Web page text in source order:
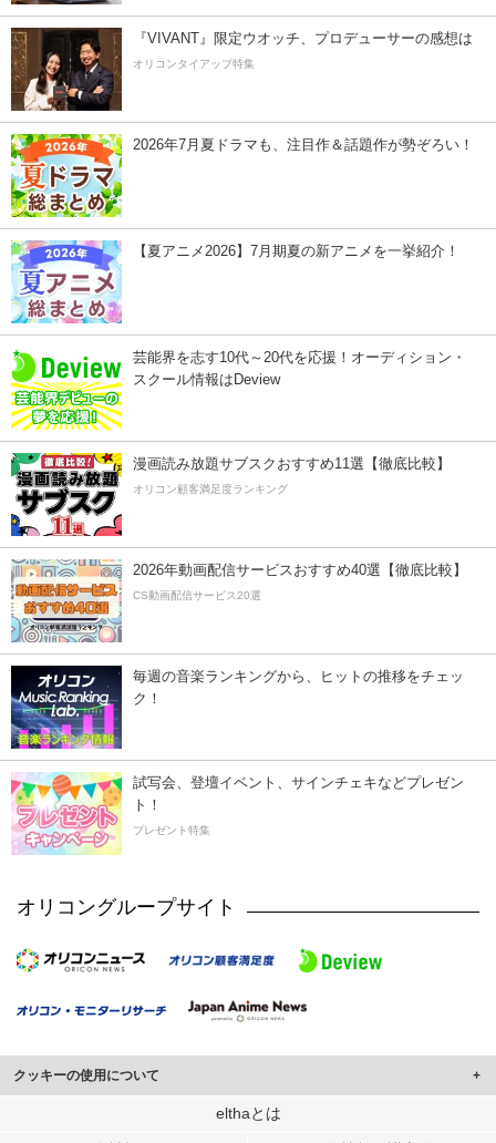
『VIVANT』限定ウオッチ、プロデューサーの感想は
オリコンタイアップ特集
2026年7月夏ドラマも、注目作＆話題作が勢ぞろい！
【夏アニメ2026】7月期夏の新アニメを一挙紹介！
芸能界を志す10代～20代を応援！オーディション・
スクール情報はDeview
漫画読み放題サブスクおすすめ11選【徹底比較】
オリコン顧客満足度ランキング
2026年動画配信サービスおすすめ40選【徹底比較】
CS動画配信サービス20選
毎週の音楽ランキングから、ヒットの推移をチェッ
ク！
試写会、登壇イベント、サインチェキなどプレゼン
ト！
プレゼント特集
オリコングループサイト
クッキーの使用について
このサイトでは Cookie を使用して、ユーザーに合わせたコンテンツや広告の
elthaとは